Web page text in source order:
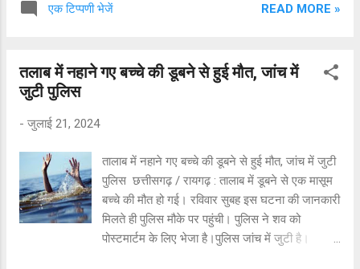
आपत्तिजनक स्थिति में देखने पर अपनी पत्नी व मामा के
गला, चेहरे पर मारपीट कर गंभीर चोट पहुंचाकर हत्या कर
एडिशनल एसपी पुष्पेंद्र सिंह बघेल ने बताया कि बुधवार को
ग्रामीणों से सूचना मिली कि ग्राम तेलियापानी-लेदरा में
खेलन सिंह ध्रुवे ने अपनी पत्नी की हत्या कर दी है।
ग्रामीणों ने बताया कि आरोपी खेलन ने छह अगस्त की रात
को हत्या कर दी थी। इसके बाद वह सात अगस्त से फरार
था। आठ अगस्त को...
एक टिप्पणी भेजें READ MORE »
तलाब में नहाने गए बच्चे की डूबने से हुई मौत, जांच में
जुटी पुलिस
- जुलाई 21, 2024
तालाब में नहाने गए बच्चे की डूबने से हुई मौत, जांच में जुटी
पुलिस छत्तीसगढ़ / रायगढ़ : तालाब में डूबने से एक मासूम
बच्चे की मौत हो गई। रविवार सुबह इस घटना की जानकारी
मिलते ही पुलिस मौके पर पहुंची। पुलिस ने शव को
पोस्टमार्टम के लिए भेजा है।पुलिस जांच में जुटी है।